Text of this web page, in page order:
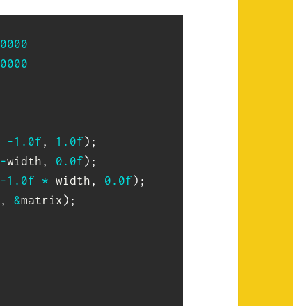
0000
0000
- 1.0f , 1.0f) ;
-width , 0.0f) ;
- 1.0f * width , 0.0f) ;
, &matrix) ;